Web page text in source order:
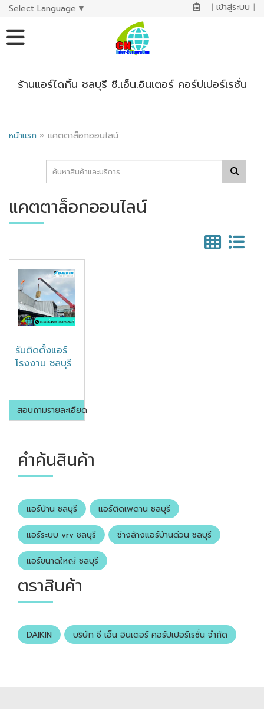
Select Language ▼ | เข้าสู่ระบบ |
ร้านแอร์ไดกิ้น ชลบุรี ซี.เอ็น.อินเตอร์ คอร์ปเปอร์เรชั่น
หน้าแรก » แคตตาล็อกออนไลน์
แคตตาล็อกออนไลน์
รับติดตั้งแอร์
โรงงาน ชลบุรี
สอบถามรายละเอียด
คำค้นสินค้า
แอร์บ้าน ชลบุรี แอร์ติดเพดาน ชลบุรี
แอร์ระบบ vrv ชลบุรี ช่างล้างแอร์บ้านด่วน ชลบุรี
แอร์ขนาดใหญ่ ชลบุรี
ตราสินค้า
DAIKIN บริษัท ซี เอ็น อินเตอร์ คอร์ปเปอร์เรชั่น จำกัด